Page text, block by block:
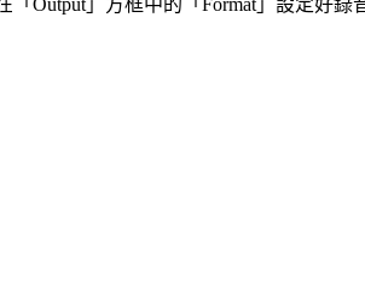
「Output」方框中的「Format」設定好